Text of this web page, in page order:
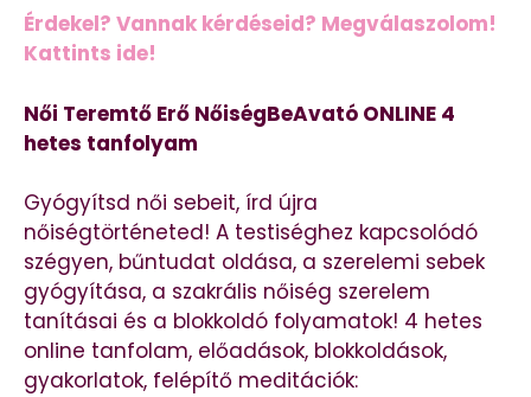
Érdekel? Vannak kérdéseid? Megválaszolom!
Kattints ide!
Női Teremtő Erő NőiségBeAvató ONLINE 4
hetes tanfolyam
Gyógyítsd női sebeit, írd újra
nőiségtörténeted! A testiséghez kapcsolódó
szégyen, bűntudat oldása, a szerelemi sebek
gyógyítása, a szakrális nőiség szerelem
tanításai és a blokkoldó folyamatok! 4 hetes
online tanfolam, előadások, blokkoldások,
gyakorlatok, felépítő meditációk: